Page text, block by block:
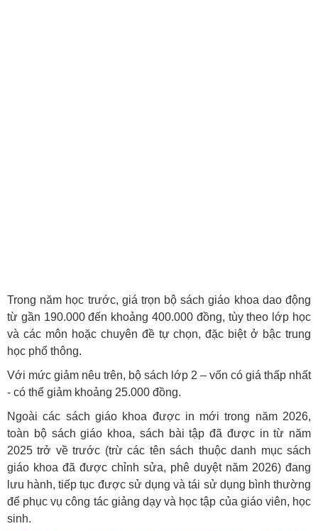
Trong năm học trước, giá trọn bộ sách giáo khoa dao động
từ gần 190.000 đến khoảng 400.000 đồng, tùy theo lớp học
và các môn hoặc chuyên đề tự chọn, đặc biệt ở bậc trung
học phổ thông.
Với mức giảm nêu trên, bộ sách lớp 2 – vốn có giá thấp nhất
- có thể giảm khoảng 25.000 đồng.
Ngoài các sách giáo khoa được in mới trong năm 2026,
toàn bộ sách giáo khoa, sách bài tập đã được in từ năm
2025 trở về trước (trừ các tên sách thuộc danh mục sách
giáo khoa đã được chỉnh sửa, phê duyệt năm 2026) đang
lưu hành, tiếp tục được sử dụng và tái sử dụng bình thường
để phục vụ công tác giảng dạy và học tập của giáo viên, học
sinh.